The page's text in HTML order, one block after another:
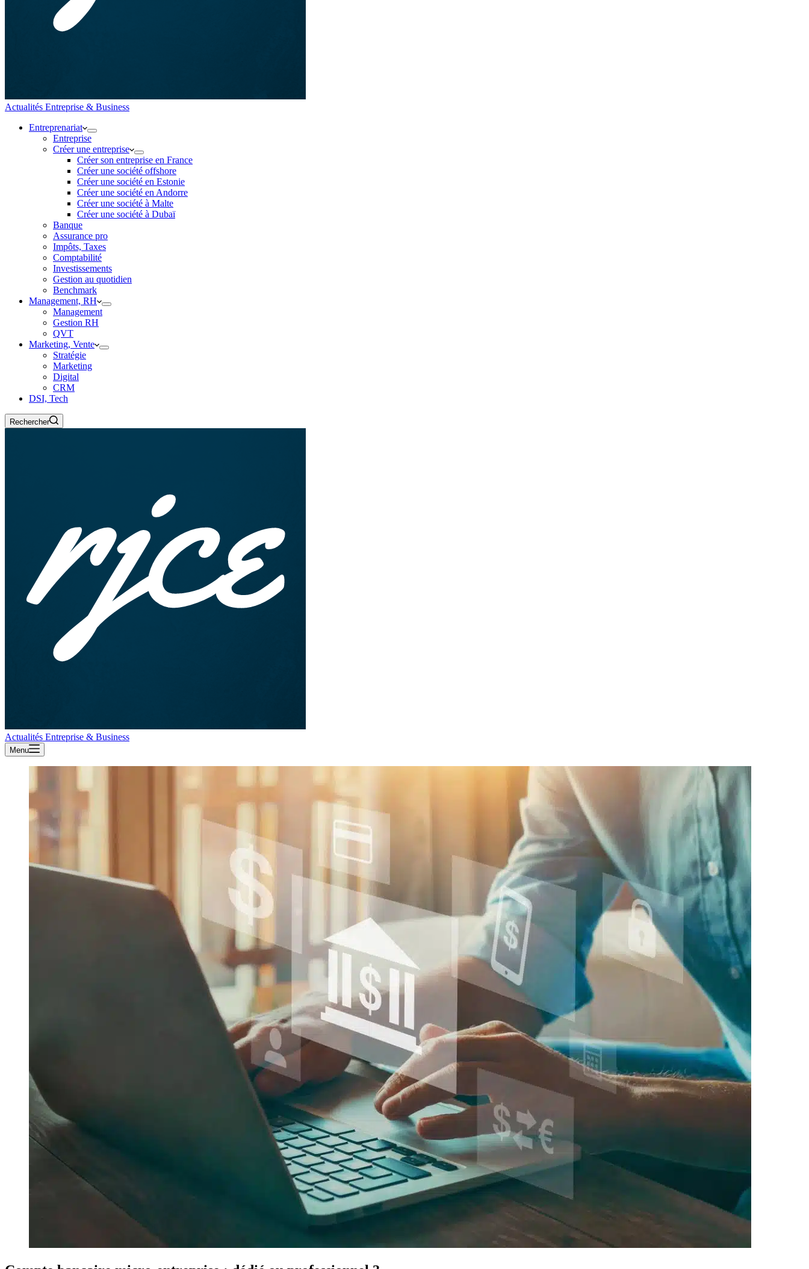
Actualités Entreprise & Business
Entreprenariat
Entreprise
Créer une entreprise
Créer son entreprise en France
Créer une société offshore
Créer une société en Estonie
Créer une société en Andorre
Créer une société à Malte
Créer une société à Dubaï
Banque
Assurance pro
Impôts, Taxes
Comptabilité
Investissements
Gestion au quotidien
Benchmark
Management, RH
Management
Gestion RH
QVT
Marketing, Vente
Stratégie
Marketing
Digital
CRM
DSI, Tech
Rechercher
Actualités Entreprise & Business
Menu